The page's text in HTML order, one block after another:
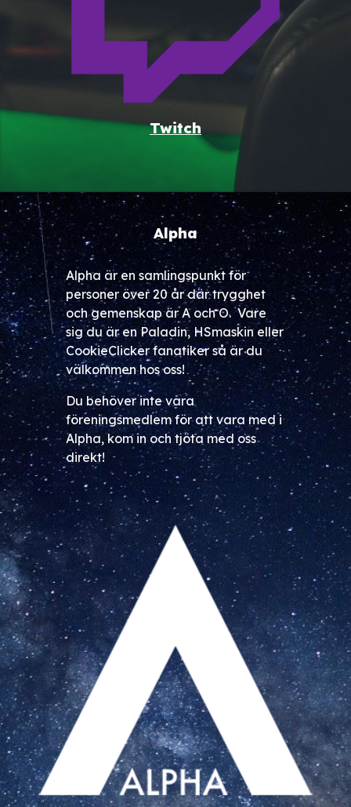
Twitch
Alpha
Alpha är en samlingspunkt för
personer över 20 år där trygghet
och gemenskap är A och O. Vare
sig du är en Paladin, HSmaskin eller
CookieClicker fanatiker så är du
välkommen hos oss!
Du behöver inte vara
föreningsmedlem för att vara med i
Alpha, kom in och tjöta med oss
direkt!